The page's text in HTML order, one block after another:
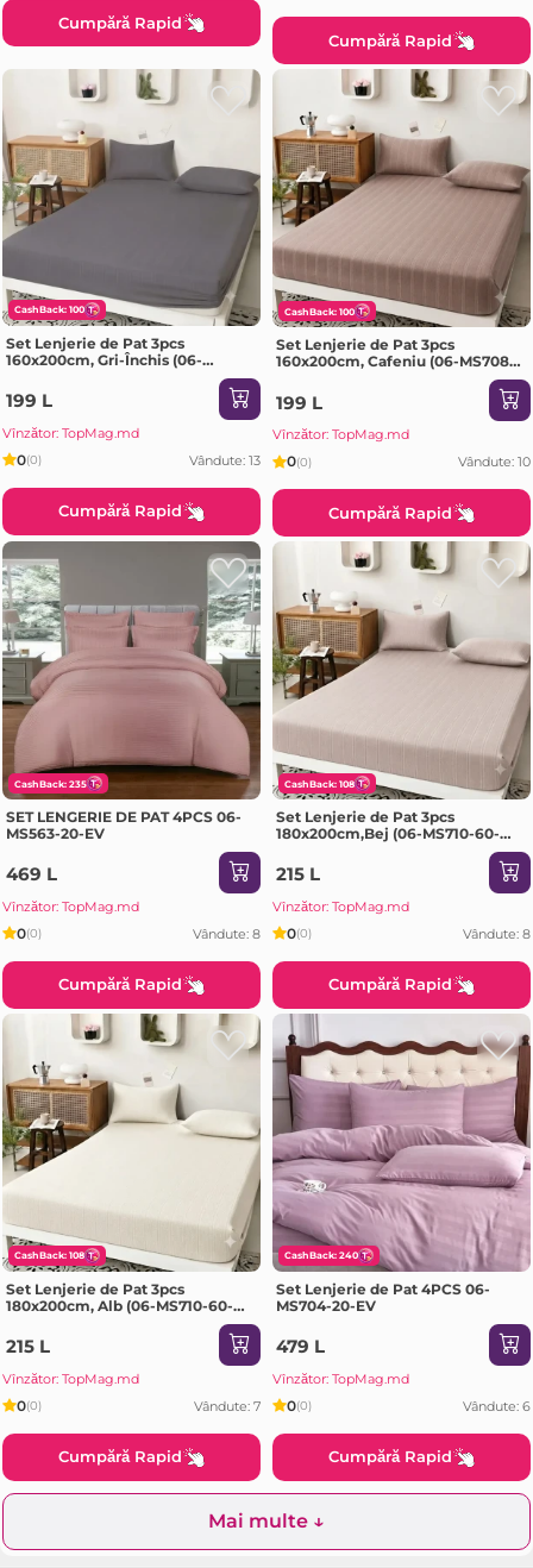
Cumpără Rapid
Cumpără Rapid
CashBack: 100
Set Lenjerie de Pat 3pcs
160x200cm, Gri-Închis (06-
199 L
Vînzător: TopMag.md
0(0) Vândute: 13
Cumpără Rapid
CashBack: 100
Set Lenjerie de Pat 3pcs
160x200cm, Cafeniu (06-MS708-
199 L
Vînzător: TopMag.md
0(0) Vândute: 10
Cumpără Rapid
CashBack: 235
SET LENGERIE DE PAT 4PCS 06-
MS563-20-EV
469 L
Vînzător: TopMag.md
0(0) Vândute: 8
Cumpără Rapid
CashBack: 108
Set Lenjerie de Pat 3pcs
180x200cm,Bej (06-MS710-60-
215 L
Vînzător: TopMag.md
0(0) Vândute: 8
Cumpără Rapid
CashBack: 108
Set Lenjerie de Pat 3pcs
180x200cm, Alb (06-MS710-60-
215 L
Vînzător: TopMag.md
0(0) Vândute: 7
Cumpără Rapid
CashBack: 240
Set Lenjerie de Pat 4PCS 06-
MS704-20-EV
479 L
Vînzător: TopMag.md
0(0) Vândute: 6
Cumpără Rapid
Mai multe ↓